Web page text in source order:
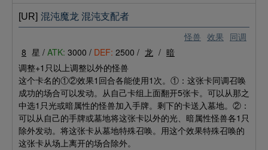
怪兽 效果 同调
[UR] 混沌魔龙 混沌支配者
8 星 / ATK: 3000 / DEF: 2500 / 龙 / 暗
调整+1只以上调整以外的怪兽
这个卡名的①②效果1回合各能使用1次。①：这张卡同调召唤
成功的场合可以发动。从自己卡组上面翻开5张卡。可以从那之
中选1只光或暗属性的怪兽加入手牌。剩下的卡送入墓地。②：
可以从自己的手牌或墓地将这张卡以外的光、暗属性怪兽各1只
除外发动。将这张卡从墓地特殊召唤。用这个效果特殊召唤的
这张卡从场上离开的场合除外。